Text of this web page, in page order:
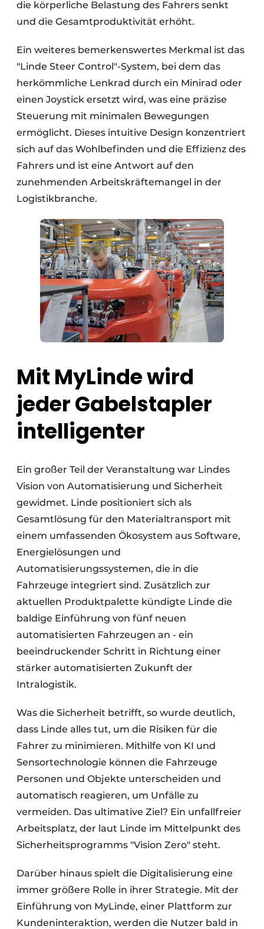
die körperliche Belastung des Fahrers senkt
und die Gesamtproduktivität erhöht.
Ein weiteres bemerkenswertes Merkmal ist das
"Linde Steer Control"-System, bei dem das
herkömmliche Lenkrad durch ein Minirad oder
einen Joystick ersetzt wird, was eine präzise
Steuerung mit minimalen Bewegungen
ermöglicht. Dieses intuitive Design konzentriert
sich auf das Wohlbefinden und die Effizienz des
Fahrers und ist eine Antwort auf den
zunehmenden Arbeitskräftemangel in der
Logistikbranche.
Mit MyLinde wird
jeder Gabelstapler
intelligenter
Ein großer Teil der Veranstaltung war Lindes
Vision von Automatisierung und Sicherheit
gewidmet. Linde positioniert sich als
Gesamtlösung für den Materialtransport mit
einem umfassenden Ökosystem aus Software,
Energielösungen und
Automatisierungssystemen, die in die
Fahrzeuge integriert sind. Zusätzlich zur
aktuellen Produktpalette kündigte Linde die
baldige Einführung von fünf neuen
automatisierten Fahrzeugen an - ein
beeindruckender Schritt in Richtung einer
stärker automatisierten Zukunft der
Intralogistik.
Was die Sicherheit betrifft, so wurde deutlich,
dass Linde alles tut, um die Risiken für die
Fahrer zu minimieren. Mithilfe von KI und
Sensortechnologie können die Fahrzeuge
Personen und Objekte unterscheiden und
automatisch reagieren, um Unfälle zu
vermeiden. Das ultimative Ziel? Ein unfallfreier
Arbeitsplatz, der laut Linde im Mittelpunkt des
Sicherheitsprogramms "Vision Zero" steht.
Darüber hinaus spielt die Digitalisierung eine
immer größere Rolle in ihrer Strategie. Mit der
Einführung von MyLinde, einer Plattform zur
Kundeninteraktion, werden die Nutzer bald in